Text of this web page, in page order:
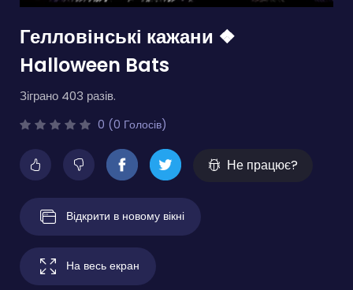
Гелловінські кажани ❖
Halloween Bats
Зіграно 403 разів.
0 (0 Голосів)
Не працює?
Відкрити в новому вікні
На весь екран